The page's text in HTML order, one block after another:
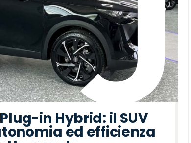
in Hybrid: il SUV
ed efficienza